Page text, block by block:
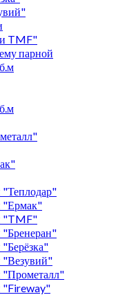
TMF"
парной
"Теплодар"
"Ермак"
"TMF"
"Бренеран"
"Везувий"
"Прометалл"
"Fireway"